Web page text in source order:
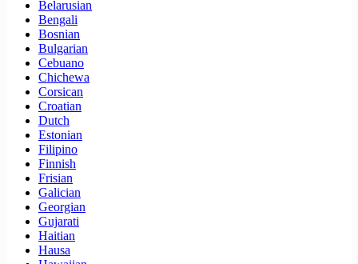
Belarusian
Bengali
Bosnian
Bulgarian
Cebuano
Chichewa
Corsican
Croatian
Dutch
Estonian
Filipino
Finnish
Frisian
Galician
Georgian
Gujarati
Haitian
Hausa